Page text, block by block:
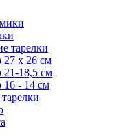
тарелки
27 х 26 см
21-18,5 см
16 - 14 см